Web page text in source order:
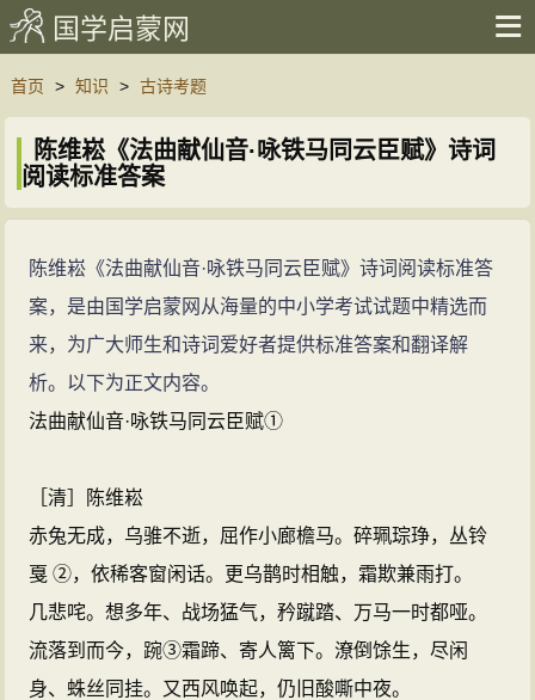
国学启蒙网
首页 > 知识 > 古诗考题
陈维崧《法曲献仙音·咏铁马同云臣赋》诗词
阅读标准答案
陈维崧《法曲献仙音·咏铁马同云臣赋》诗词阅读标准答
案，是由国学启蒙网从海量的中小学考试试题中精选而
来，为广大师生和诗词爱好者提供标准答案和翻译解
析。以下为正文内容。
法曲献仙音·咏铁马同云臣赋①
［清］陈维崧
赤兔无成，乌骓不逝，屈作小廊檐马。碎珮琮琤，丛铃
戛 ②，依稀客窗闲话。更乌鹊时相触，霜欺兼雨打。
几悲咤。想多年、战场猛气，矜蹴踏、万马一时都哑。
流落到而今，踠③霜蹄、寄人篱下。潦倒馀生，尽闲
身、蛛丝同挂。又西风唤起，仍旧酸嘶中夜。